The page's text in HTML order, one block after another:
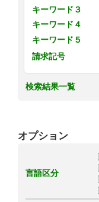
キーワード３
キーワード４
キーワード５
請求記号
検索結果一覧
オプション
言語区分